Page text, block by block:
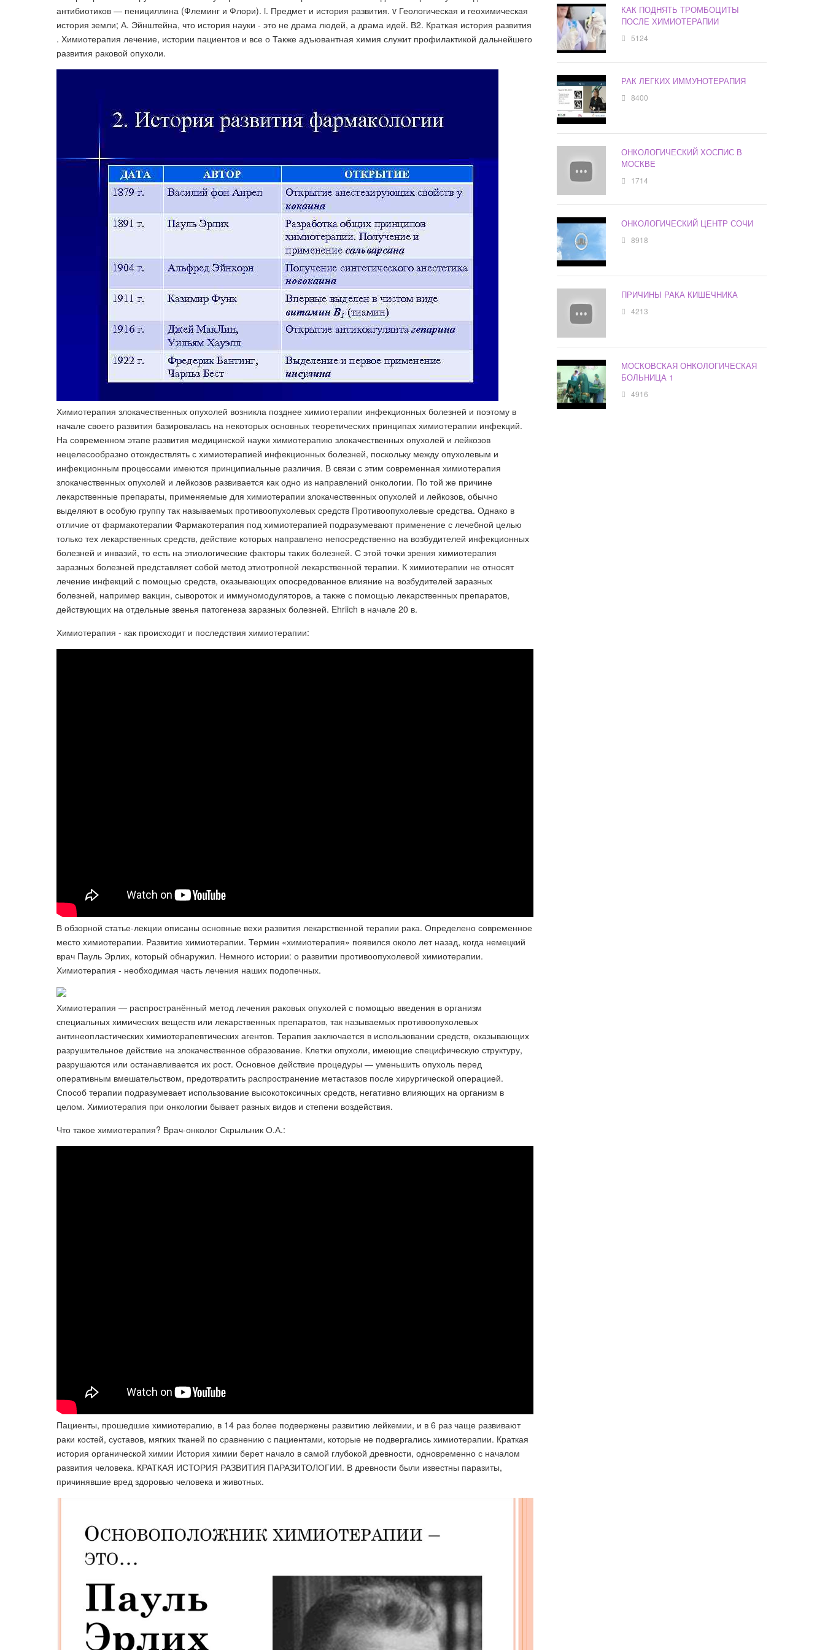
антибиотиков — пенициллина (Флеминг и Флори). i. Предмет и история развития. v Геологическая и геохимическая
история земли; А. Эйнштейна, что история науки - это не драма людей, а драма идей. В2. Краткая история развития
. Химиотерапия лечение, истории пациентов и все о Также адъювантная химия служит профилактикой дальнейшего
развития раковой опухоли.
Химиотерапия злокачественных опухолей возникла позднее химиотерапии инфекционных болезней и поэтому в
начале своего развития базировалась на некоторых основных теоретических принципах химиотерапии инфекций.
На современном этапе развития медицинской науки химиотерапию злокачественных опухолей и лейкозов
нецелесообразно отождествлять с химиотерапией инфекционных болезней, поскольку между опухолевым и
инфекционным процессами имеются принципиальные различия. В связи с этим современная химиотерапия
злокачественных опухолей и лейкозов развивается как одно из направлений онкологии. По той же причине
лекарственные препараты, применяемые для химиотерапии злокачественных опухолей и лейкозов, обычно
выделяют в особую группу так называемых противоопухолевых средств Противоопухолевые средства. Однако в
отличие от фармакотерапии Фармакотерапия под химиотерапией подразумевают применение с лечебной целью
только тех лекарственных средств, действие которых направлено непосредственно на возбудителей инфекционных
болезней и инвазий, то есть на этиологические факторы таких болезней. С этой точки зрения химиотерапия
заразных болезней представляет собой метод этиотропной лекарственной терапии. К химиотерапии не относят
лечение инфекций с помощью средств, оказывающих опосредованное влияние на возбудителей заразных
болезней, например вакцин, сывороток и иммуномодуляторов, а также с помощью лекарственных препаратов,
действующих на отдельные звенья патогенеза заразных болезней. Ehriich в начале 20 в.
Химиотерапия - как происходит и последствия химиотерапии:
В обзорной статье-лекции описаны основные вехи развития лекарственной терапии рака. Определено современное
место химиотерапии. Развитие химиотерапии. Термин «химиотерапия» появился около лет назад, когда немецкий
врач Пауль Эрлих, который обнаружил. Немного истории: о развитии противоопухолевой химиотерапии.
Химиотерапия - необходимая часть лечения наших подопечных.
Химиотерапия — распространённый метод лечения раковых опухолей с помощью введения в организм
специальных химических веществ или лекарственных препаратов, так называемых противоопухолевых
антинеопластических химиотерапевтических агентов. Терапия заключается в использовании средств, оказывающих
разрушительное действие на злокачественное образование. Клетки опухоли, имеющие специфическую структуру,
разрушаются или останавливается их рост. Основное действие процедуры — уменьшить опухоль перед
оперативным вмешательством, предотвратить распространение метастазов после хирургической операцией.
Способ терапии подразумевает использование высокотоксичных средств, негативно влияющих на организм в
целом. Химиотерапия при онкологии бывает разных видов и степени воздействия.
Что такое химиотерапия? Врач-онколог Скрыльник О.А.:
Пациенты, прошедшие химиотерапию, в 14 раз более подвержены развитию лейкемии, и в 6 раз чаще развивают
раки костей, суставов, мягких тканей по сравнению с пациентами, которые не подвергались химиотерапии. Краткая
история органической химии История химии берет начало в самой глубокой древности, одновременно с началом
развития человека. КРАТКАЯ ИСТОРИЯ РАЗВИТИЯ ПАРАЗИТОЛОГИИ. В древности были известны паразиты,
причинявшие вред здоровью человека и животных.
КАК ПОДНЯТЬ ТРОМБОЦИТЫ
ПОСЛЕ ХИМИОТЕРАПИИ
5124
РАК ЛЕГКИХ ИММУНОТЕРАПИЯ
8400
ОНКОЛОГИЧЕСКИЙ ХОСПИС В
МОСКВЕ
1714
ОНКОЛОГИЧЕСКИЙ ЦЕНТР СОЧИ
8918
ПРИЧИНЫ РАКА КИШЕЧНИКА
4213
МОСКОВСКАЯ ОНКОЛОГИЧЕСКАЯ
БОЛЬНИЦА 1
4916